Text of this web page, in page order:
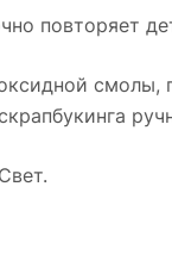
повторяет
смолы,